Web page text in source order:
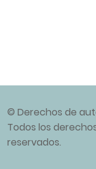
© Derechos de
Todos los
reservados.